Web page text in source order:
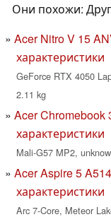
Они похожи:
Acer Nitro V 15
характеристики
GeForce RTX 4050
2.11 kg
Acer
характеристики
Mali-G57 MP2,
Acer Aspire 5
характеристики
Arc 7-Core, Meteor